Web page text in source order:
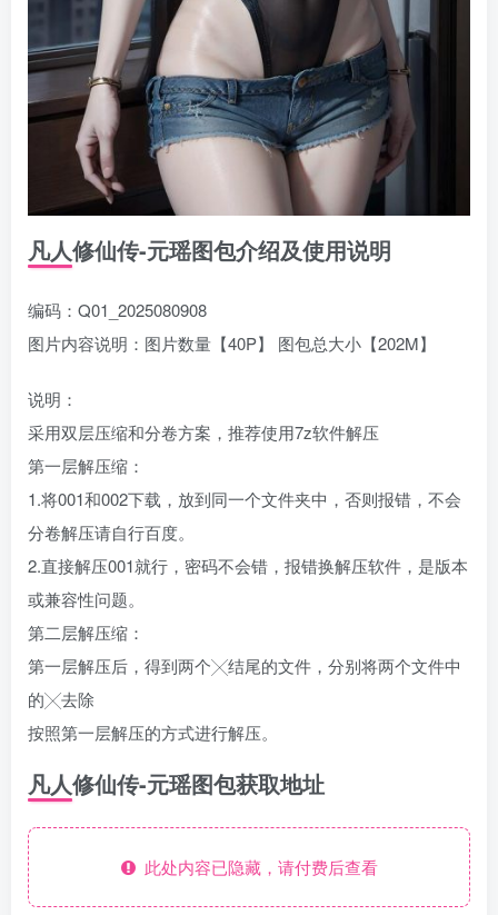
凡人修仙传-元瑶图包介绍及使用说明
编码：Q01_2025080908
图片内容说明：图片数量【40P】 图包总大小【202M】
说明：
采用双层压缩和分卷方案，推荐使用7z软件解压
第一层解压缩：
1.将001和002下载，放到同一个文件夹中，否则报错，不会
分卷解压请自行百度。
2.直接解压001就行，密码不会错，报错换解压软件，是版本
或兼容性问题。
第二层解压缩：
第一层解压后，得到两个╳结尾的文件，分别将两个文件中
的╳去除
按照第一层解压的方式进行解压。
凡人修仙传-元瑶图包获取地址
此处内容已隐藏，请付费后查看